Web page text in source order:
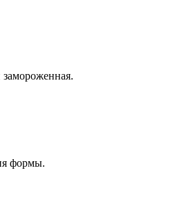
формы.